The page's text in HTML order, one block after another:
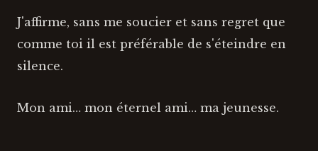
J'affirme, sans me soucier et sans regret que
comme toi il est préférable de s'éteindre en
silence.
Mon ami… mon éternel ami… ma jeunesse.